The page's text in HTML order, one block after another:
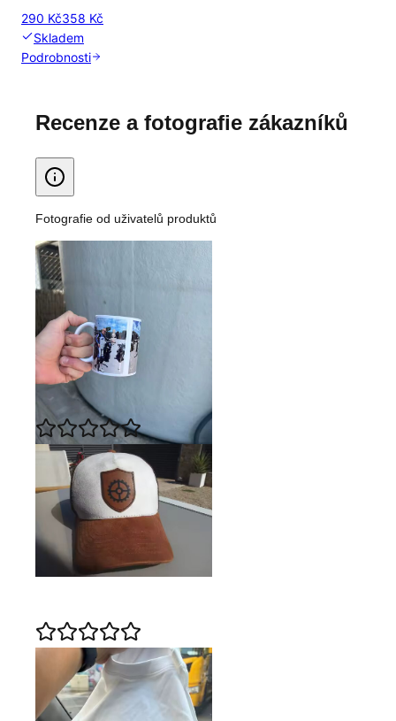
290 Kč358 Kč
Skladem
Podrobnosti
Recenze a fotografie zákazníků
Fotografie od uživatelů produktů